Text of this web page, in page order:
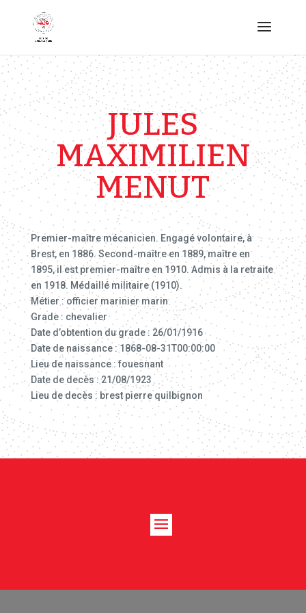
JULES
MAXIMILIEN
MENUT
Premier-maître mécanicien. Engagé volontaire, à
Brest, en 1886. Second-maître en 1889, maître en
1895, il est premier-maître en 1910. Admis à la retraite
en 1918. Médaillé militaire (1910).
Métier : officier marinier marin
Grade : chevalier
Date d’obtention du grade : 26/01/1916
Date de naissance : 1868-08-31T00:00:00
Lieu de naissance : fouesnant
Date de decès : 21/08/1923
Lieu de decès : brest pierre quilbignon